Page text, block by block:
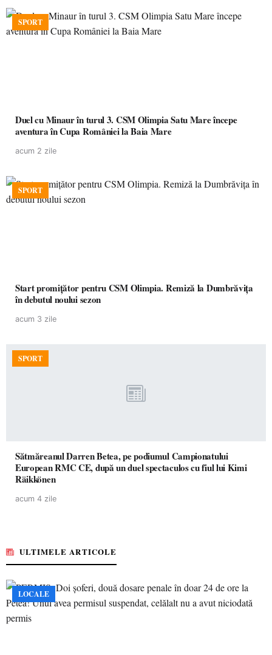
SPORT
Duel cu Minaur în turul 3. CSM Olimpia Satu Mare începe
aventura în Cupa României la Baia Mare
acum 2 zile
SPORT
Start promițător pentru CSM Olimpia. Remiză la Dumbrăvița
în debutul noului sezon
acum 3 zile
SPORT
Sătmăreanul Darren Betea, pe podiumul Campionatului
European RMC CE, după un duel spectaculos cu fiul lui Kimi
Räikkönen
acum 4 zile
ULTIMELE ARTICOLE
LOCALE